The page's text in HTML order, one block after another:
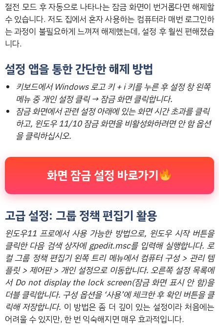
절전 모드 후 자동으로 나타나는 잠금 화면이 번거롭다면 해제할
수 있습니다. 저도 집에서 혼자 사용하는 컴퓨터라 매번 로그인하
는 과정이 불필요하게 느껴져 해제했는데, 설정 후 훨씬 편해졌습
니다.
설정 앱을 통한 간단한 해제 방법
키보드에서 Windows 로고 키 + i 키를 누른 후 설정 창 왼쪽
메뉴 중 개인 설정 클릭 → 잠금 화면 클릭합니다.
잠금 화면에서 관련 설정 아래에 있는 화면 시간 초과를 클릭
하고, 윈도우 11/10 잠금 화면을 비활성화하려면 안 함 옵션
을 클릭하십시오.
화면 잠금 설정 바로가기
고급 설정: 그룹 정책 편집기 활용
윈도우11 프로에서 사용 가능한 방법으로, 윈도우 시작 버튼을
클릭한 다음 검색 상자에 gpedit.msc를 입력해 실행합니다. 로
컬 그룹 정책 편집기 왼쪽 트리 메뉴에서 컴퓨터 구성 > 관리 템
플릿 > 제어판 > 개인 설정으로 이동합니다. 오른쪽 설정 목록에
서 Do not display the lock screen(잠금 화면 표시 안 함)을
더블 클릭합니다. 구성 옵션을 ‘사용’에 체크한 후 확인 버튼을 클
릭해 저장합니다. 이 방법은 좀 더 깊이 있는 설정이라 처음에는
어려울 수 있지만, 한 번 익숙해지면 매우 효과적입니다.